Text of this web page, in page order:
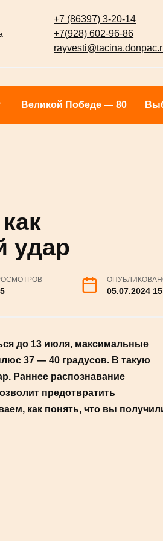
+7 (86397) 3-20-14
+7(928) 602-96-86
Великой Победе — 80
как
удар
05.07.2024
до 13 июля,
дня ожидаются до плюс 37
получить солнечный
соответствующих мер
пострадавшего.
удар.